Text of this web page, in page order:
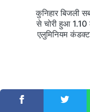
कुनिहार बिजली
से चोरी हुआ
एलुमिनियम